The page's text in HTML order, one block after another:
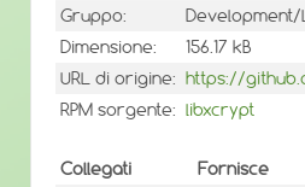
Gruppo:
Dimensione:
156.17 kB
URL di origine: https://
RPM sorgente: libxcrypt
Collegati Fornisce